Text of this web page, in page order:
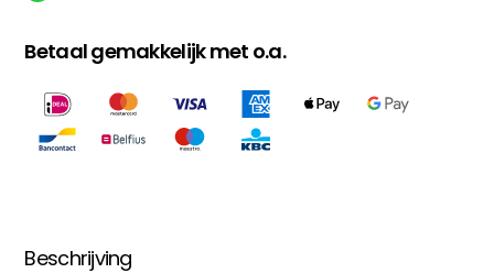
Betaal gemakkelijk met o.a.
Beschrijving